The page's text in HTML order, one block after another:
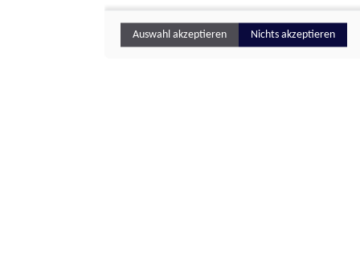
Auswahl akzeptieren Nichts akzeptieren